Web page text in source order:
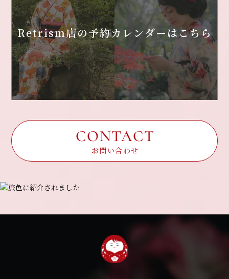
Retrism店の予約カレンダーはこちら
CONTACT
お問い合わせ